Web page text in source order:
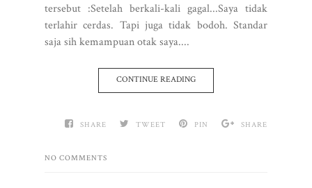
tersebut :Setelah berkali-kali gagal...Saya tidak
terlahir cerdas. Tapi juga tidak bodoh. Standar
saja sih kemampuan otak saya....
CONTINUE READING
SHARE TWEET PIN SHARE
NO COMMENTS